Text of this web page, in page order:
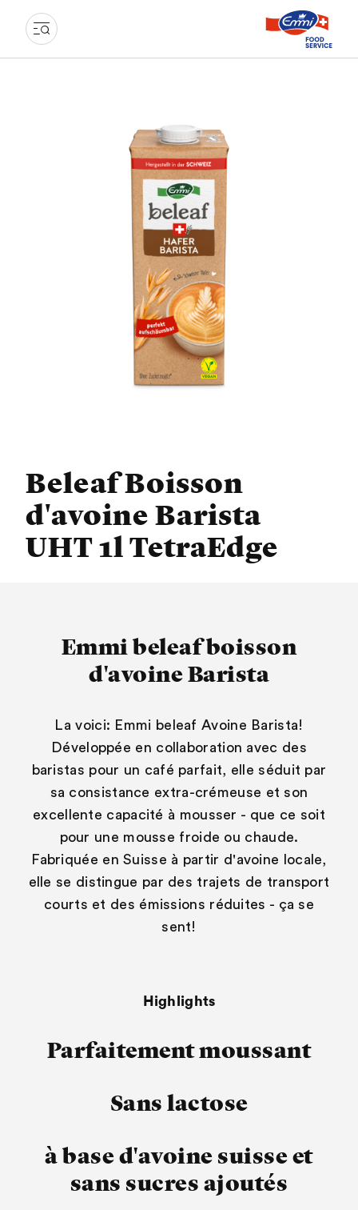
Beleaf Boisson
d'avoine Barista
UHT 1l TetraEdge
Emmi beleaf boisson
d'avoine Barista
La voici: Emmi beleaf Avoine Barista!
Développée en collaboration avec des
baristas pour un café parfait, elle séduit par
sa consistance extra-crémeuse et son
excellente capacité à mousser - que ce soit
pour une mousse froide ou chaude.
Fabriquée en Suisse à partir d'avoine locale,
elle se distingue par des trajets de transport
courts et des émissions réduites - ça se
sent!
Highlights
Parfaitement moussant
Sans lactose
à base d'avoine suisse et
sans sucres ajoutés